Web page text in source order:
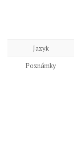
Jazyk
Poznámky